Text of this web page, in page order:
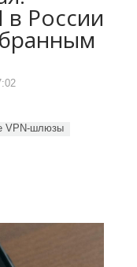
России
VPN-шлюзы